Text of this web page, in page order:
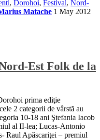
, Dorohoi, Festival, Nord-
Matache 1 May 2012
Est Folk de la
prima ediţie
2 categorii de vârstă au
10-18 ani Ştefania Iacob
al II-lea; Lucas-Antonio
Raul Apăscariţei – premiul